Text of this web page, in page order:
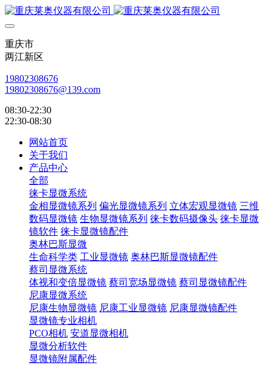
重庆市
两江新区
19802308676
19802308676@139.com
08:30-22:30
22:30-08:30
网站首页
关于我们
产品中心
全部
徕卡显微系统
金相显微镜系列 偏光显微镜系列 立体宏观显微镜 三维
数码显微镜 生物显微镜系列 徕卡数码摄像头 徕卡显微
镜软件 徕卡显微镜配件
奥林巴斯显微
生命科学类 工业显微镜 奥林巴斯显微镜配件
蔡司显微系统
体视和变倍显微镜 蔡司宽场显微镜 蔡司显微镜配件
尼康显微系统
尼康生物显微镜 尼康工业显微镜 尼康显微镜配件
显微镜专业相机
PCO相机 安道显微相机
显微分析软件
显微镜附属配件